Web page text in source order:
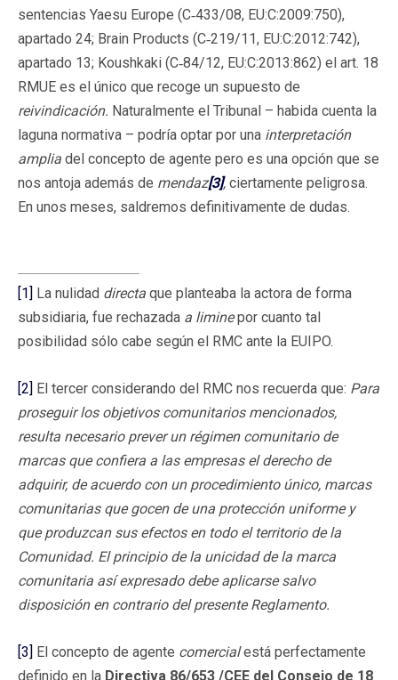
sentencias Yaesu Europe (C‑433/08, EU:C:2009:750),
apartado 24; Brain Products (C‑219/11, EU:C:2012:742),
apartado 13; Koushkaki (C‑84/12, EU:C:2013:862) el art. 18
RMUE es el único que recoge un supuesto de
reivindicación. Naturalmente el Tribunal – habida cuenta la
laguna normativa – podría optar por una interpretación
amplia del concepto de agente pero es una opción que se
nos antoja además de mendaz[3], ciertamente peligrosa.
En unos meses, saldremos definitivamente de dudas.
[1] La nulidad directa que planteaba la actora de forma
subsidiaria, fue rechazada a liminepor cuanto tal
posibilidad sólo cabe según el RMC ante la EUIPO.
[2] El tercer considerando del RMC nos recuerda que: Para
proseguir los objetivos comunitarios mencionados,
resulta necesario prever un régimen comunitario de
marcas que confiera a las empresas el derecho de
adquirir, de acuerdo con un procedimiento único, marcas
comunitarias que gocen de una protección uniforme y
que produzcan sus efectos en todo el territorio de la
Comunidad. El principio de la unicidad de la marca
comunitaria así expresado debe aplicarse salvo
disposición en contrario del presente Reglamento.
[3] El concepto de agente comercialestá perfectamente
definido en la Directiva 86/653 /CEE del Consejo de 18